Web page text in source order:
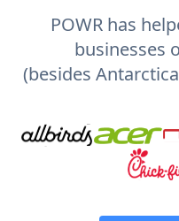
POWR has
businesses
(besides